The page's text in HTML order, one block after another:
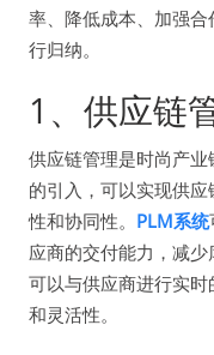
率、降低成本、加强
行归纳。
1、供应链
供应链管理是时尚产
的引入，可以实现供
性和协同性。 PLM系统
应商的交付能力，减
可以与供应商进行实
和灵活性。